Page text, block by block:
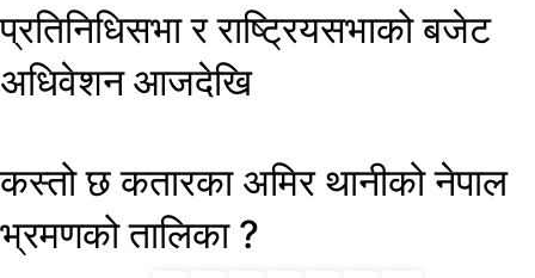
प्रतिनिधिसभा र राष्ट्रियसभाको बजेट
अधिवेशन आजदेखि
कस्तो छ कतारका अमिर थानीको नेपाल
भ्रमणको तालिका ?